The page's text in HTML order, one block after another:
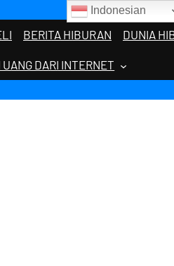
BERITA HIBURAN DUNIA
DARI INTERNET
Indonesian